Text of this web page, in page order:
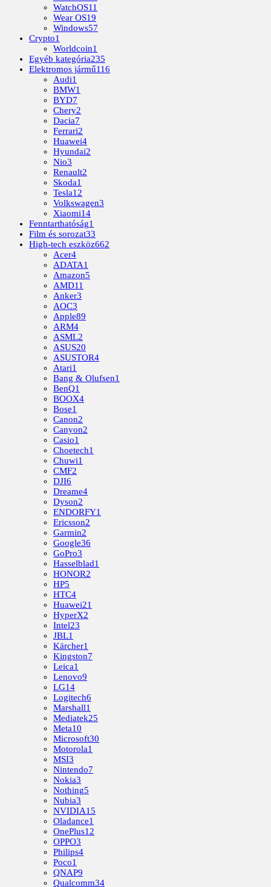
WatchOS11
Wear OS19
Windows57
Crypto1
Worldcoin1
Egyéb kategória235
Elektromos jármű116
Audi1
BMW1
BYD7
Chery2
Dacia7
Ferrari2
Huawei4
Hyundai2
Nio3
Renault2
Skoda1
Tesla12
Volkswagen3
Xiaomi14
Fenntarthatóság1
Film és sorozat33
High-tech eszköz662
Acer4
ADATA1
Amazon5
AMD11
Anker3
AOC3
Apple89
ARM4
ASML2
ASUS20
ASUSTOR4
Atari1
Bang & Olufsen1
BenQ1
BOOX4
Bose1
Canon2
Canyon2
Casio1
Choetech1
Chuwi1
CMF2
DJI6
Dreame4
Dyson2
ENDORFY1
Ericsson2
Garmin2
Google36
GoPro3
Hasselblad1
HONOR2
HP5
HTC4
Huawei21
HyperX2
Intel23
JBL1
Kärcher1
Kingston7
Leica1
Lenovo9
LG14
Logitech6
Marshall1
Mediatek25
Meta10
Microsoft30
Motorola1
MSI3
Nintendo7
Nokia3
Nothing5
Nubia3
NVIDIA15
Oladance1
OnePlus12
OPPO3
Philips4
Poco1
QNAP9
Qualcomm34